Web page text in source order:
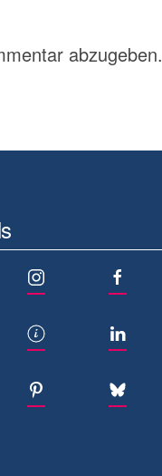
abzugeben.